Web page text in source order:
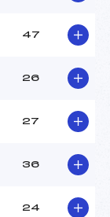
47
26
27
36
24